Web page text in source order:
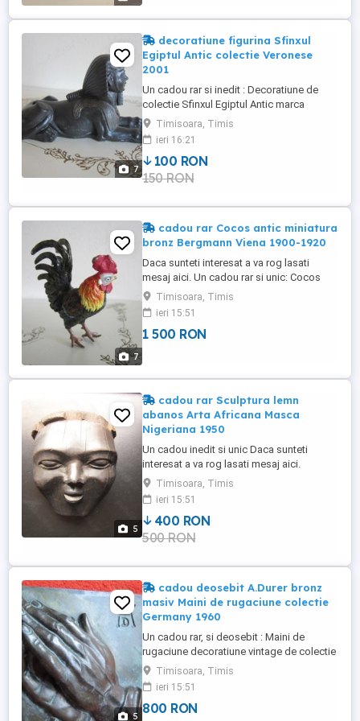
artistul a reusit sa-i ...
7
decoratiune figurina Sfinxul
Egiptul Antic colectie Veronese
2001
Un cadou rar si inedit : Decoratiune de
colectie Sfinxul Egiptul Antic marca
Veronase 2001 Aceasta figurina vintage
Veronese este o piesa de arta uimitoare
care va adauga stil colectiei dvs. Realizata
din rasiina de înalta calitate in combinatie
cu pulbere de piatra, piesa semnata
Timisoara, Timis
ieri 16:21
100 RON
150 RON
7
cadou rar Cocos antic miniatura
bronz Bergmann Viena 1900-1920
Daca sunteti interesat a va rog lasati
mesaj aici. Un cadou rar si unic: Cocos
cold-painted bronz Bergmann anii 1900 -
1920 Viena - sculptura miniatura de
colectie din bronz design Franz Bergmann
. Fabricat din bronz la turnatoria Bergmann
Timisoara, Timis
ieri 15:51
1 500 RON
5
cadou rar Sculptura lemn
abanos Arta Africana Masca
Nigeriana 1950
Un cadou inedit si unic Daca sunteti
interesat a va rog lasati mesaj aici.
Sculptura din lemn de abanos
Decoratiune Chip Masca Nigeriana vintage
Arta Africana de colectie , decoratiuni de
perete superba, sculptata manual in
Nigeria anii 1950. Tara de provenienta
Timisoara, Timis
ieri 15:51
400 RON
500 RON
5
cadou deosebit A.Durer bronz
masiv Maini de rugaciune colectie
Germany 1960
Un cadou rar, si deosebit : Maini de
rugaciune decoratiune vintage de colectie
interpretare dupa Albrecht Durer Fabricata
in Germania anii 1960 din bronz masiv cu
patina verde Pastrata in stare foarte buna
in locuinta de nefumatori. Dimensiuni :
Timisoara, Timis
ieri 15:51
800 RON